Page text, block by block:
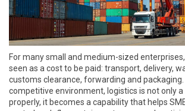
For many small and medium-sized enterprises,
seen as a cost to be paid: transport, delivery,
customs clearance, forwarding and
competitive environment, logistics is not only a
properly, it becomes a capability that helps